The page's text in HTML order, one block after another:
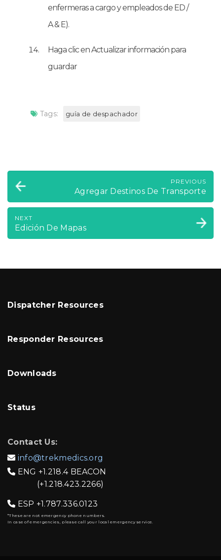
enfermeras a cargo y empleados de ED /
A & E).
Haga clic en Actualizar información para
guardar
Tags: guía de despachador
PREVIOUS
Agregar Destinos De Transporte
NEXT
Edición De Mapas
Dispatcher Resources
Responder Resources
Downloads
Status
Contact Us:
 info@trekmedics.org
 ENG +1.218.4 BEACON
(+1.218.423.2266)
 ESP +1.787.336.0123
*These are not emergency phone numbers.
In case of emergencies, please call your local emergency service.